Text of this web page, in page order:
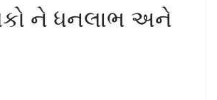
ને ધનલાભ અને